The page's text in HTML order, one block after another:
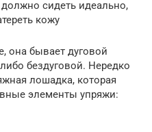
сидеть идеально,
кожу
она бывает дуговой
бездуговой. Нередко
лошадка, которая
элементы упряжи: